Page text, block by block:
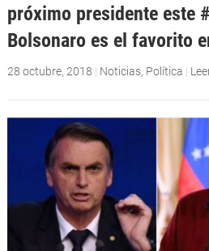
próximo presidente este
Bolsonaro es el favorito
28 octubre, 2018 | Noticias, Política |